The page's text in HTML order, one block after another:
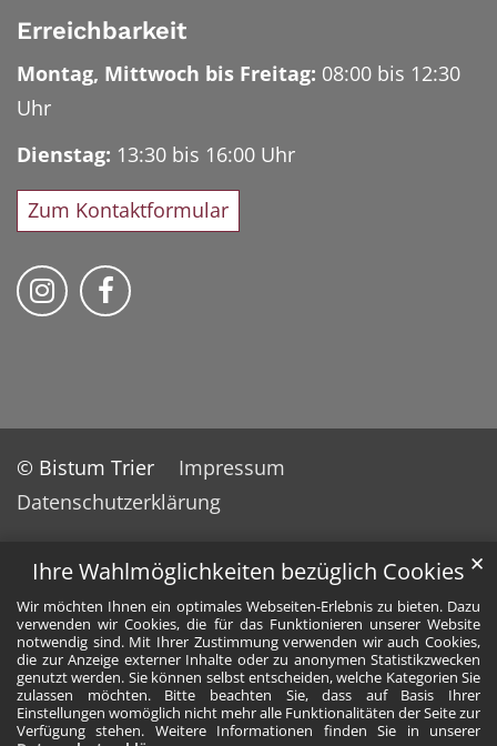
Ihre Wahlmöglichkeiten bezüglich Cookies
Wir möchten Ihnen ein optimales Webseiten-Erlebnis zu bieten. Dazu
verwenden wir Cookies, die für das Funktionieren unserer Website
notwendig sind. Mit Ihrer Zustimmung verwenden wir auch Cookies,
die zur Anzeige externer Inhalte oder zu anonymen Statistikzwecken
genutzt werden. Sie können selbst entscheiden, welche Kategorien Sie
zulassen möchten. Bitte beachten Sie, dass auf Basis Ihrer
Einstellungen womöglich nicht mehr alle Funktionalitäten der Seite zur
Verfügung stehen. Weitere Informationen finden Sie in unserer
✕
Erreichbarkeit
Montag, Mittwoch bis Freitag: 08:00 bis 12:30
Uhr
Dienstag: 13:30 bis 16:00 Uhr
Zum Kontaktformular
Bischöfliches Priesterseminar auf
Bischöfliches Priesterseminar auf
© Bistum Trier
Impressum
Datenschutzerklärung